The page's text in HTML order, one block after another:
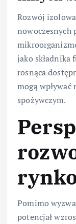
Rozwój
nowoczesnych
jako składnika
rosnąca
mogą
spożywczym.
Pomimo
potencjał